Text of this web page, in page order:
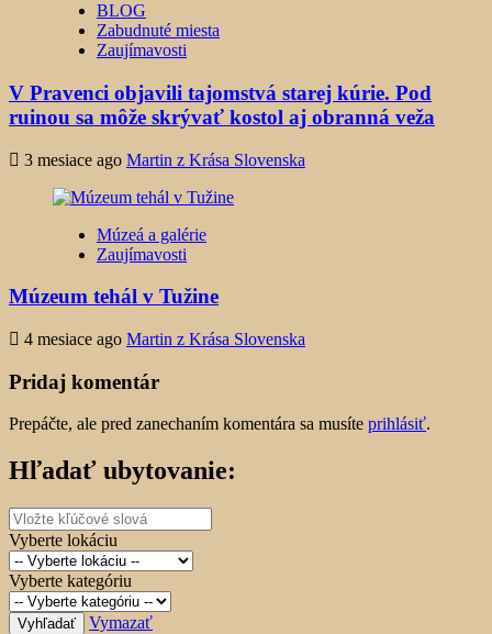
BLOG
Zabudnuté miesta
Zaujímavosti
V Pravenci objavili tajomstvá starej kúrie. Pod
ruinou sa môže skrývať kostol aj obranná veža
3 mesiace ago Martin z Krása Slovenska
Múzeá a galérie
Zaujímavosti
Múzeum tehál v Tužine
4 mesiace ago Martin z Krása Slovenska
Pridaj komentár
Prepáčte, ale pred zanechaním komentára sa musíte prihlásiť.
Hľadať ubytovanie:
Vyberte lokáciu
Vyberte kategóriu
Vyhľadať Vymazať